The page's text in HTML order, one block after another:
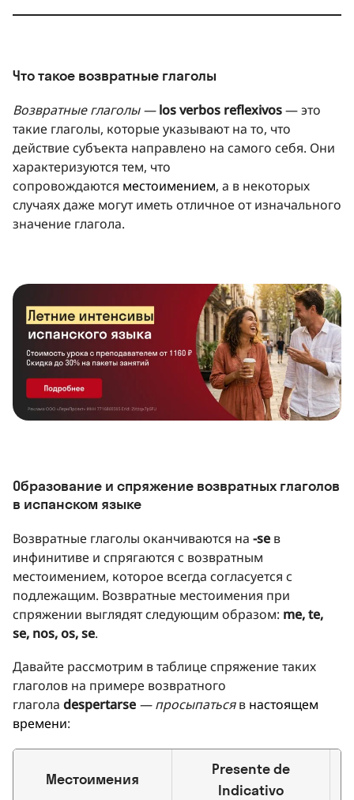
Что такое возвратные глаголы
Возвратные глаголы —los verbos reflexivos— это
такие глаголы, которые указывают на то, что
действие субъекта направлено на самого себя. Они
характеризуются тем, что
сопровождаются местоимением, а в некоторых
случаях даже могут иметь отличное от изначального
значение глагола.
Образование и спряжение возвратных глаголов
в испанском языке
Возвратные глаголы оканчиваются на -se в
инфинитиве и спрягаются с возвратным
местоимением, которое всегда согласуется с
подлежащим. Возвратные местоимения при
спряжении выглядят следующим образом: me, te,
se, nos, os, se.
Давайте рассмотрим в таблице спряжение таких
глаголов на примере возвратного
глагола despertarse — просыпаться в настоящем
времени:
Местоимения
Presente de
Indicativo